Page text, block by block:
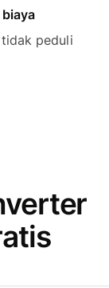
peduli